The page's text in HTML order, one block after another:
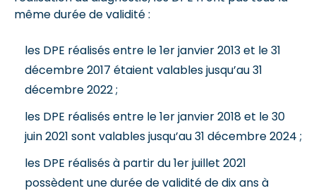
même durée de validité :
les DPE réalisés entre le 1er janvier 2013 et le 31
décembre 2017 étaient valables jusqu’au 31
décembre 2022 ;
les DPE réalisés entre le 1er janvier 2018 et le 30
juin 2021 sont valables jusqu’au 31 décembre 2024 ;
les DPE réalisés à partir du 1er juillet 2021
possèdent une durée de validité de dix ans à